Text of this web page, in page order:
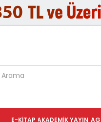
AKADEMIK YAYIN
E-KITAP